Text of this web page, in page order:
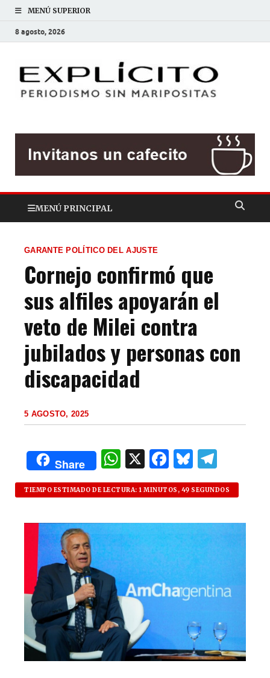
MENÚ SUPERIOR
8 agosto, 2026
MENÚ PRINCIPAL
GARANTE POLÍTICO DEL AJUSTE
Cornejo confirmó que
sus alfiles apoyarán el
veto de Milei contra
jubilados y personas con
discapacidad
5 AGOSTO, 2025
Share
W
h
at
s
A
p
p
X F
a
c
e
b
o
o
k
B
lu
es
k
y
el
e
g
ra
m
TIEMPO ESTIMADO DE LECTURA: 1 MINUTOS, 49 SEGUNDOS